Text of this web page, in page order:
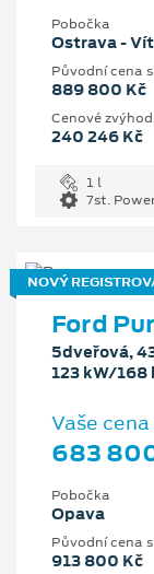
Pobočka
Ostrava -
Původní cena
889 800 Kč
Cenové
240 246 Kč
1 l
7st.
NOVÝ
Ford
5dveřová,
123 kW/
Vaše cena
683
Pobočka
Opava
Původní cena
913 800 Kč